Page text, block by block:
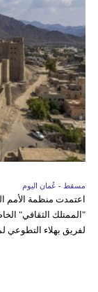
مسقط - عُمان اليوم
اعتمدت منظمة الأمم
"الممتلك الثقافي"
لفريق بهلاء التطوعي